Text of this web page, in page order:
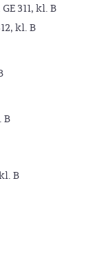
311, kl. B
kl. B
B
B